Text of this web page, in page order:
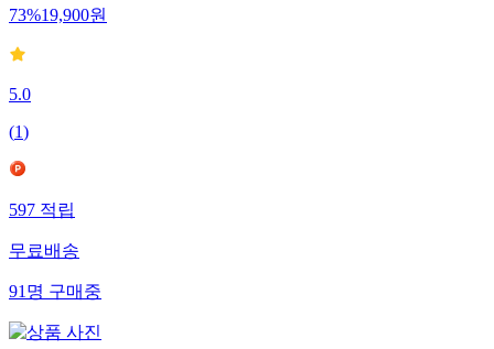
73%19,900원
5.0
(1)
597 적립
무료배송
91 명 구매중